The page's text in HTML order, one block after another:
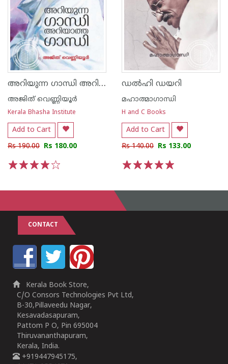
അറിയുന്ന ഗാന്ധി അറിയാത്ത ഗാന്ധി
അജിത് വെണ്ണിയൂര്‍
Kerala Bhasha Institute
Add to Cart
Rs 190.00 Rs 180.00
ഡല്‍ഹി ഡയറി
മഹാത്മാഗാന്ധി
H and C Books
Add to Cart
Rs 140.00 Rs 133.00
CONTACT
Kerala Book Store,
C/O Consors Technologies Pvt Ltd,
B-30,Pillaveedu Nagar,
Kesavadasapuram,
Pattom P O, Pin 695004
Thiruvananthapuram,
Kerala, India.
+919447945175,